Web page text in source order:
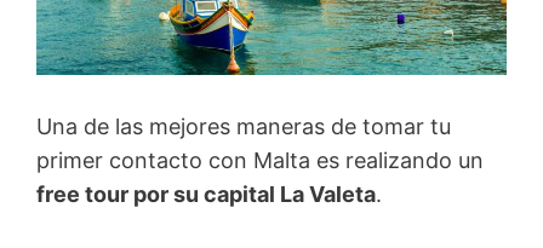
Una de las mejores maneras de tomar tu
primer contacto con Malta es realizando un
free tour por su capital La Valeta.